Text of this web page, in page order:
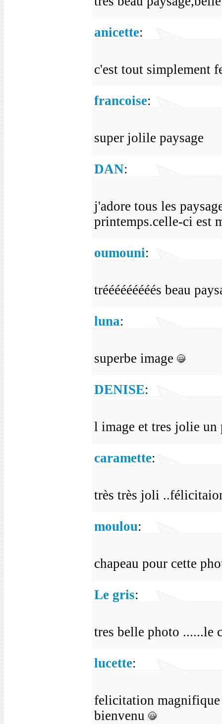
anicette:
c'est tout simplement
francoise:
super jolile paysage
DAN:
j'adore tous les
printemps.celle-ci est
oumouni:
trééééééééés beau
luna:
superbe image
DENISE:
l image et tres jolie un
caramette:
très très joli
moulou:
chapeau pour cette
Le gris:
tres belle photo ......le
lucette:
felicitation magnifique
bienvenu